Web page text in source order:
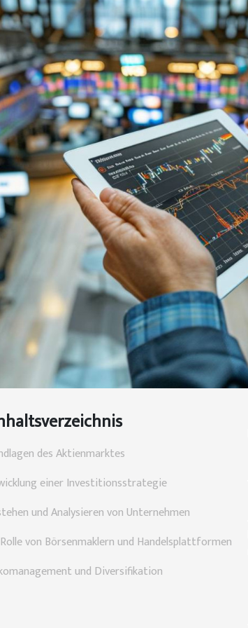
des Aktienmarktes
einer Investitionsstrategie
und Analysieren von Unternehmen
von Börsenmaklern und Handelsplattformen
und Diversifikation